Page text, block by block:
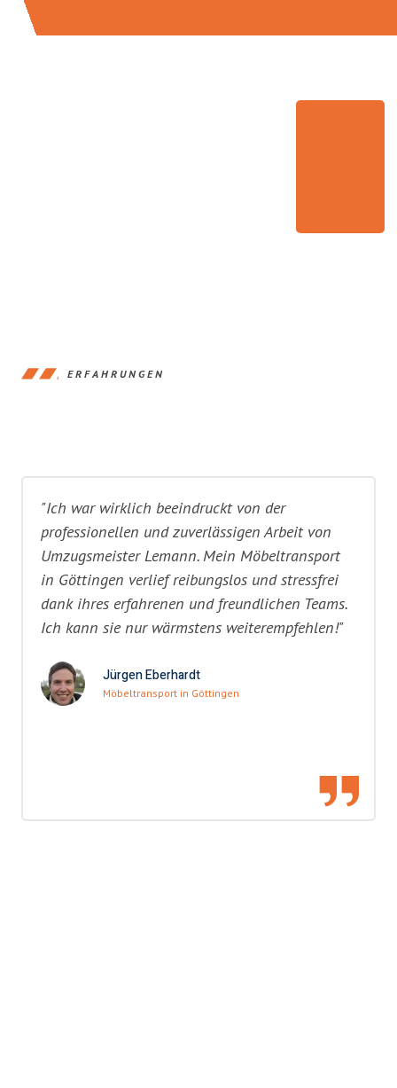
ERFAHRUNGEN
"Ich war wirklich beeindruckt von der
professionellen und zuverlässigen Arbeit von
Umzugsmeister Lemann. Mein Möbeltransport
in Göttingen verlief reibungslos und stressfrei
dank ihres erfahrenen und freundlichen Teams.
Ich kann sie nur wärmstens weiterempfehlen!"
Jürgen Eberhardt
Möbeltransport in Göttingen